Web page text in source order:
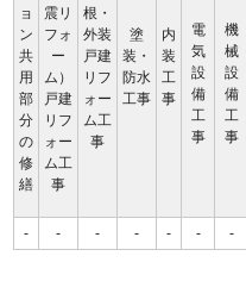
ョ
ン
共
用
部
分
の
修
繕
震リ
フォ
ー
ム）
戸建
リフ
ォー
ム工
事
根・
外装
戸建
リフ
ォー
ム工
事
塗
装・
防水
工事
内
装
工
事
電
気
設
備
工
事
機
械
設
備
工
事
- - - - - - -